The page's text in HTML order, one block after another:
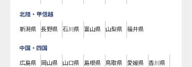
北陸・甲信越
新潟県 長野県 石川県 富山県 山梨県 福井県
中国・四国
広島県 岡山県 山口県 島根県 鳥取県 愛媛県 香川県